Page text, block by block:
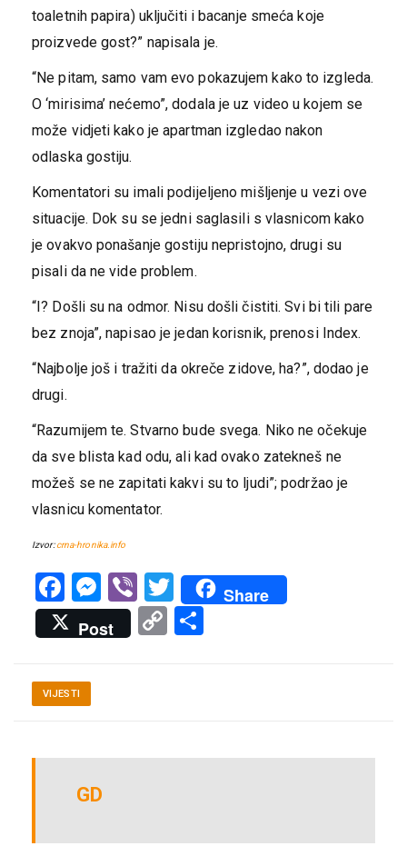
toaletnih papira) uključiti i bacanje smeća koje
proizvede gost?” napisala je.
“Ne pitam, samo vam evo pokazujem kako to izgleda.
O ‘mirisima’ nećemo”, dodala je uz video u kojem se
može vidjeti kako je apartman izgledao nakon
odlaska gostiju.
Komentatori su imali podijeljeno mišljenje u vezi ove
situacije. Dok su se jedni saglasili s vlasnicom kako
je ovakvo ponašanje gostiju nepristojno, drugi su
pisali da ne vide problem.
“I? Došli su na odmor. Nisu došli čistiti. Svi bi tili pare
bez znoja”, napisao je jedan korisnik, prenosi Index.
“Najbolje još i tražiti da okreče zidove, ha?”, dodao je
drugi.
“Razumijem te. Stvarno bude svega. Niko ne očekuje
da sve blista kad odu, ali kad ovako zatekneš ne
možeš se ne zapitati kakvi su to ljudi”; podržao je
vlasnicu komentator.
Izvor:crna-hronika.info
Facebook
Messenger
ViberTwitter
Share
Post
Copy
VIJESTI
GD